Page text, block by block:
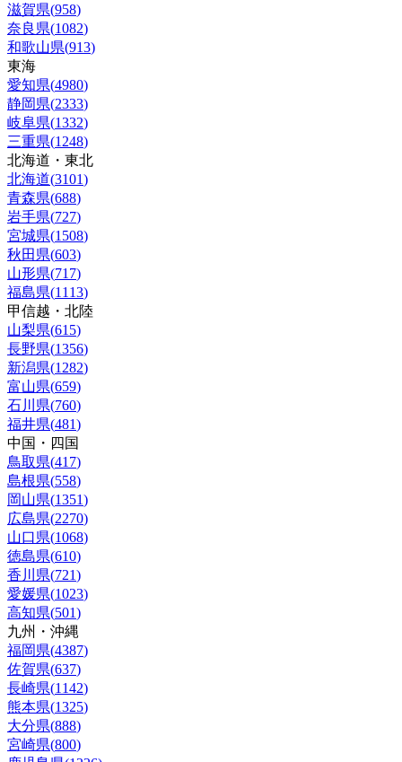
滋賀県(958)
奈良県(1082)
和歌山県(913)
東海
愛知県(4980)
静岡県(2333)
岐阜県(1332)
三重県(1248)
北海道・東北
北海道(3101)
青森県(688)
岩手県(727)
宮城県(1508)
秋田県(603)
山形県(717)
福島県(1113)
甲信越・北陸
山梨県(615)
長野県(1356)
新潟県(1282)
富山県(659)
石川県(760)
福井県(481)
中国・四国
鳥取県(417)
島根県(558)
岡山県(1351)
広島県(2270)
山口県(1068)
徳島県(610)
香川県(721)
愛媛県(1023)
高知県(501)
九州・沖縄
福岡県(4387)
佐賀県(637)
長崎県(1142)
熊本県(1325)
大分県(888)
宮崎県(800)